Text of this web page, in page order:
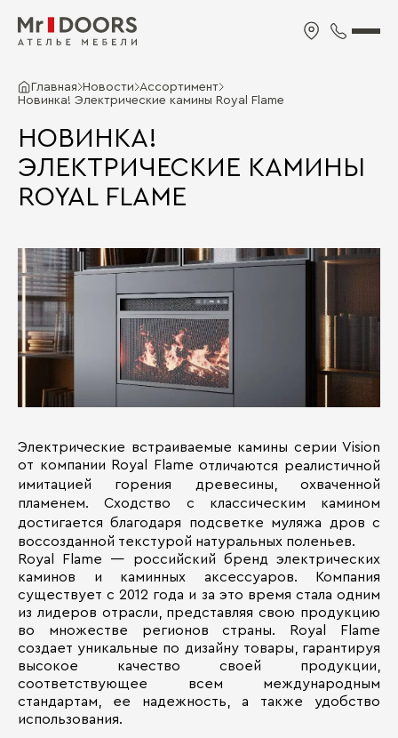
Главная Новости Ассортимент
Новинка! Электрические камины Royal Flame
НОВИНКА!
ЭЛЕКТРИЧЕСКИЕ КАМИНЫ
ROYAL FLAME
Электрические встраиваемые камины серии Vision
от компании Royal Flame отличаются реалистичной
имитацией горения древесины, охваченной
пламенем. Сходство с классическим камином
достигается благодаря подсветке муляжа дров с
воссозданной текстурой натуральных поленьев.
Royal Flame — российский бренд электрических
каминов и каминных аксессуаров. Компания
существует с 2012 года и за это время стала одним
из лидеров отрасли, представляя свою продукцию
во множестве регионов страны. Royal Flame
создает уникальные по дизайну товары, гарантируя
высокое качество своей продукции,
соответствующее всем международным
стандартам, ее надежность, а также удобство
использования.